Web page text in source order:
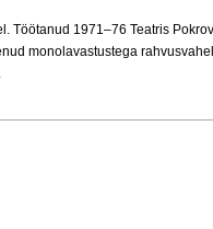
Töötanud 1971–76 Teatris
monolavastustega